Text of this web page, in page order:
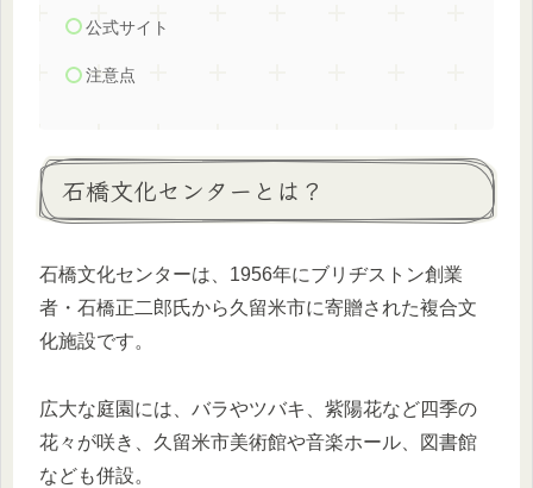
公式サイト
注意点
石橋文化センターとは？
石橋文化センターは、1956年にブリヂストン創業
者・石橋正二郎氏から久留米市に寄贈された複合文
化施設です。
広大な庭園には、バラやツバキ、紫陽花など四季の
花々が咲き、久留米市美術館や音楽ホール、図書館
なども併設。